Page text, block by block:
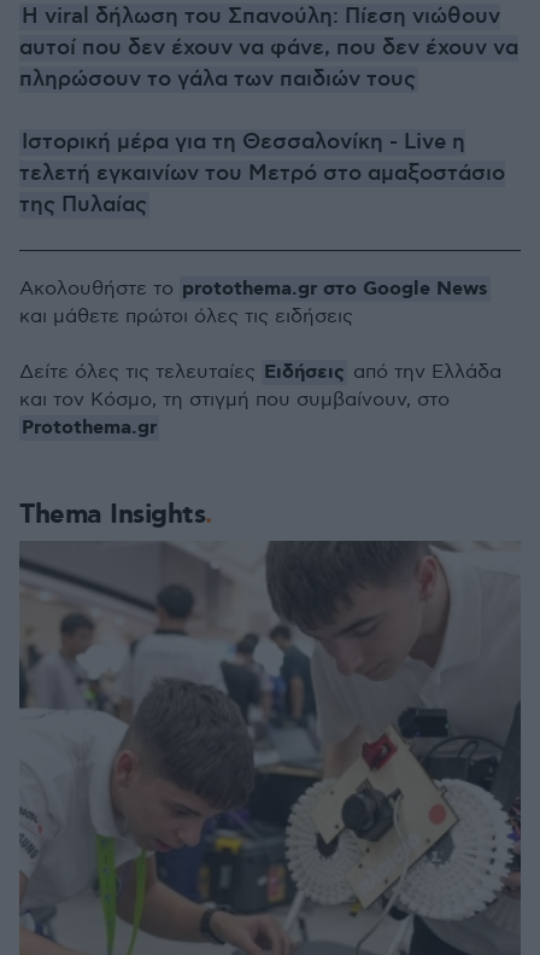
Η viral δήλωση του Σπανούλη: Πίεση νιώθουν
αυτοί που δεν έχουν να φάνε, που δεν έχουν να
πληρώσουν το γάλα των παιδιών τους
Ιστορική μέρα για τη Θεσσαλονίκη - Live η
τελετή εγκαινίων του Μετρό στο αμαξοστάσιο
της Πυλαίας
Thema Insights
Ακολουθήστε το protothema.gr στο Google News
και μάθετε πρώτοι όλες τις ειδήσεις
Δείτε όλες τις τελευταίες Ειδήσεις από την Ελλάδα
και τον Κόσμο, τη στιγμή που συμβαίνουν, στο
Protothema.gr